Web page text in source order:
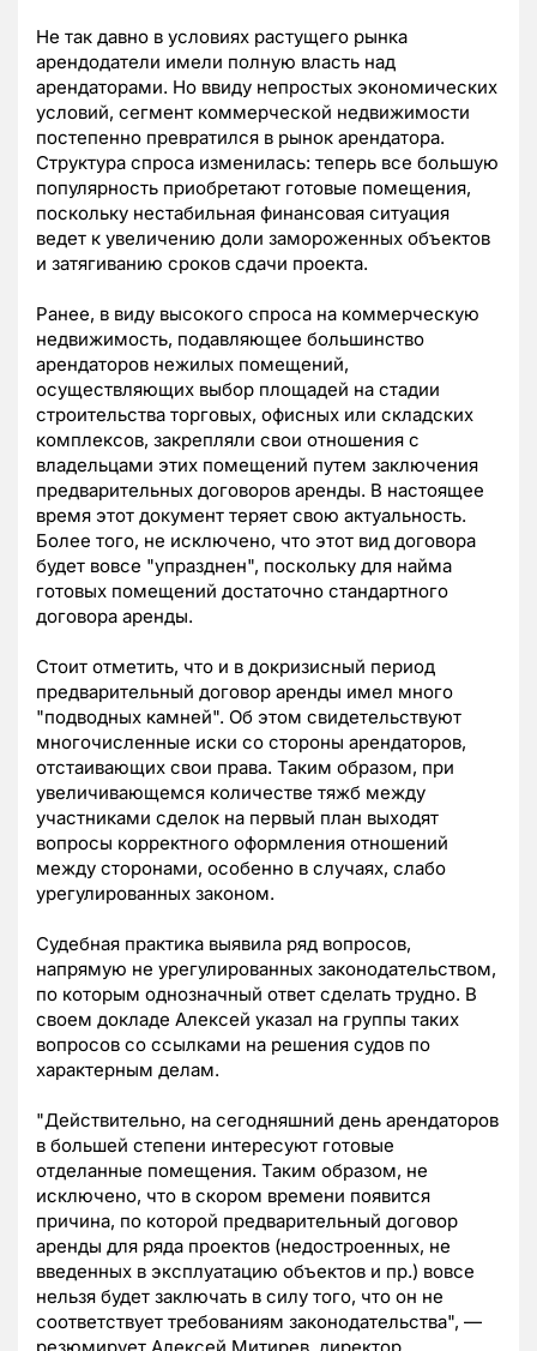
Не так давно в условиях растущего рынка
арендодатели имели полную власть над
арендаторами. Но ввиду непростых экономических
условий, сегмент коммерческой недвижимости
постепенно превратился в рынок арендатора.
Структура спроса изменилась: теперь все большую
популярность приобретают готовые помещения,
поскольку нестабильная финансовая ситуация
ведет к увеличению доли замороженных объектов
и затягиванию сроков сдачи проекта.
Ранее, в виду высокого спроса на коммерческую
недвижимость, подавляющее большинство
арендаторов нежилых помещений,
осуществляющих выбор площадей на стадии
строительства торговых, офисных или складских
комплексов, закрепляли свои отношения с
владельцами этих помещений путем заключения
предварительных договоров аренды. В настоящее
время этот документ теряет свою актуальность.
Более того, не исключено, что этот вид договора
будет вовсе "упразднен", поскольку для найма
готовых помещений достаточно стандартного
договора аренды.
Стоит отметить, что и в докризисный период
предварительный договор аренды имел много
"подводных камней". Об этом свидетельствуют
многочисленные иски со стороны арендаторов,
отстаивающих свои права. Таким образом, при
увеличивающемся количестве тяжб между
участниками сделок на первый план выходят
вопросы корректного оформления отношений
между сторонами, особенно в случаях, слабо
урегулированных законом.
Судебная практика выявила ряд вопросов,
напрямую не урегулированных законодательством,
по которым однозначный ответ сделать трудно. В
своем докладе Алексей указал на группы таких
вопросов со ссылками на решения судов по
характерным делам.
"Действительно, на сегодняшний день арендаторов
в большей степени интересуют готовые
отделанные помещения. Таким образом, не
исключено, что в скором времени появится
причина, по которой предварительный договор
аренды для ряда проектов (недостроенных, не
введенных в эксплуатацию объектов и пр.) вовсе
нельзя будет заключать в силу того, что он не
соответствует требованиям законодательства", —